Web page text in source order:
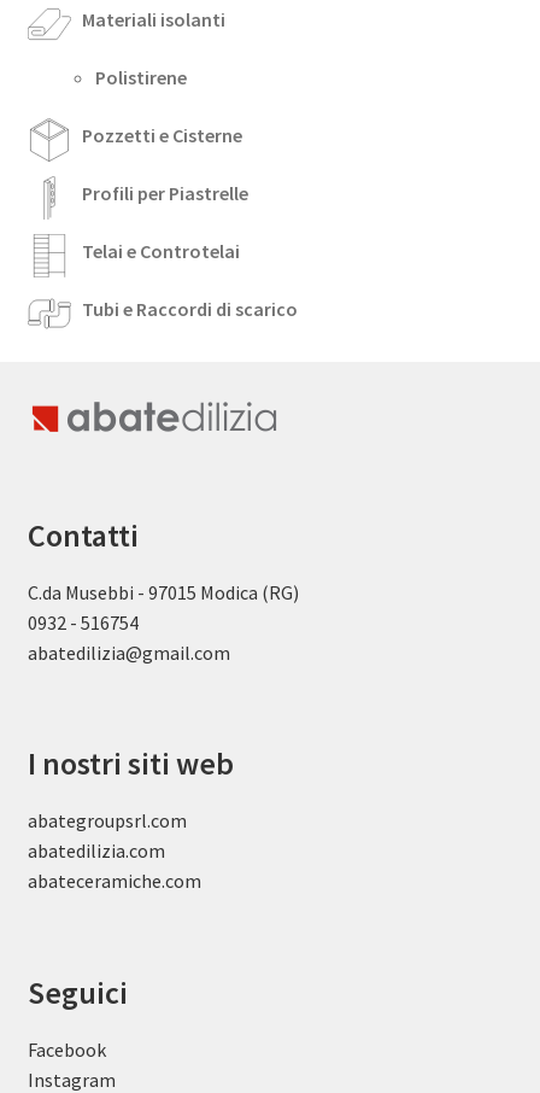
Materiali isolanti
Polistirene
Pozzetti e Cisterne
Profili per Piastrelle
Telai e Controtelai
Tubi e Raccordi di scarico
Contatti
C.da Musebbi - 97015 Modica (RG)
0932 - 516754
abatedilizia@gmail.com
I nostri siti web
abategroupsrl.com
abatedilizia.com
abateceramiche.com
Seguici
Facebook
Instagram